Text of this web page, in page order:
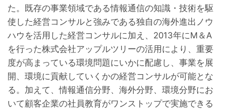
た。既存の事業領域である情報通信の知識・技術を駆
使した経営コンサルと強みである独自の海外進出ノウ
ハウを活用した経営コンサルに加え、2013年にM＆A
を行った株式会社アップルツリーの活用により、重要
度が高まっている環境問題にいかに配慮し、事業を展
開、環境に貢献していくかの経営コンサルが可能とな
る。加えて、情報通信分野、海外分野、環境分野にお
いて顧客企業の社員教育がワンストップで実施できる